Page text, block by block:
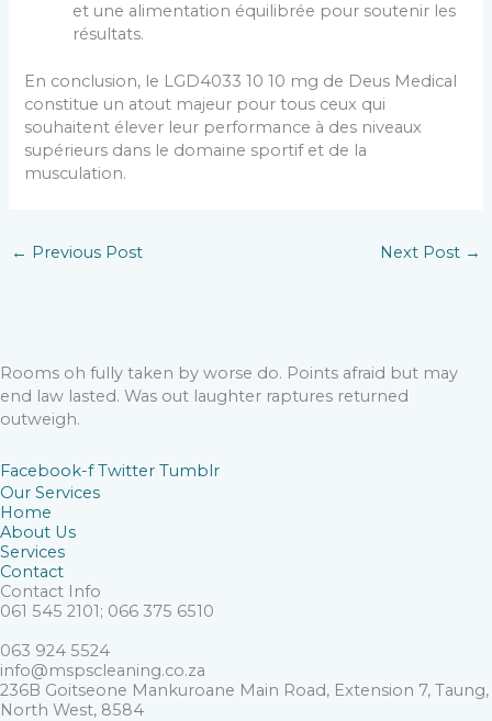
et une alimentation équilibrée pour soutenir les
résultats.
En conclusion, le LGD4033 10 10 mg de Deus Medical
constitue un atout majeur pour tous ceux qui
souhaitent élever leur performance à des niveaux
supérieurs dans le domaine sportif et de la
musculation.
← Previous Post Next Post →
Rooms oh fully taken by worse do. Points afraid but may
end law lasted. Was out laughter raptures returned
outweigh.
Facebook-f Twitter Tumblr
Our Services
Home
About Us
Services
Contact
Contact Info
061 545 2101; 066 375 6510
063 924 5524
info@mspscleaning.co.za
236B Goitseone Mankuroane Main Road, Extension 7, Taung,
North West, 8584